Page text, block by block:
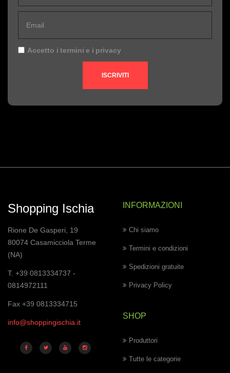
Accetto i termini e i privacy
ISCRIVITI
Shopping Ischia
Rione De Gasperi, 19
80074 Casamicciola Terme
(NA)
T. +39 0813334737 -
0814972111
Fax +39 0813334715
info@shoppingischia.it
INFORMAZIONI
Chi siamo
Termini e condizioni
Spedizioni gratuite
Privacy Policy
SHOP
Produttori
Tutte le categorie